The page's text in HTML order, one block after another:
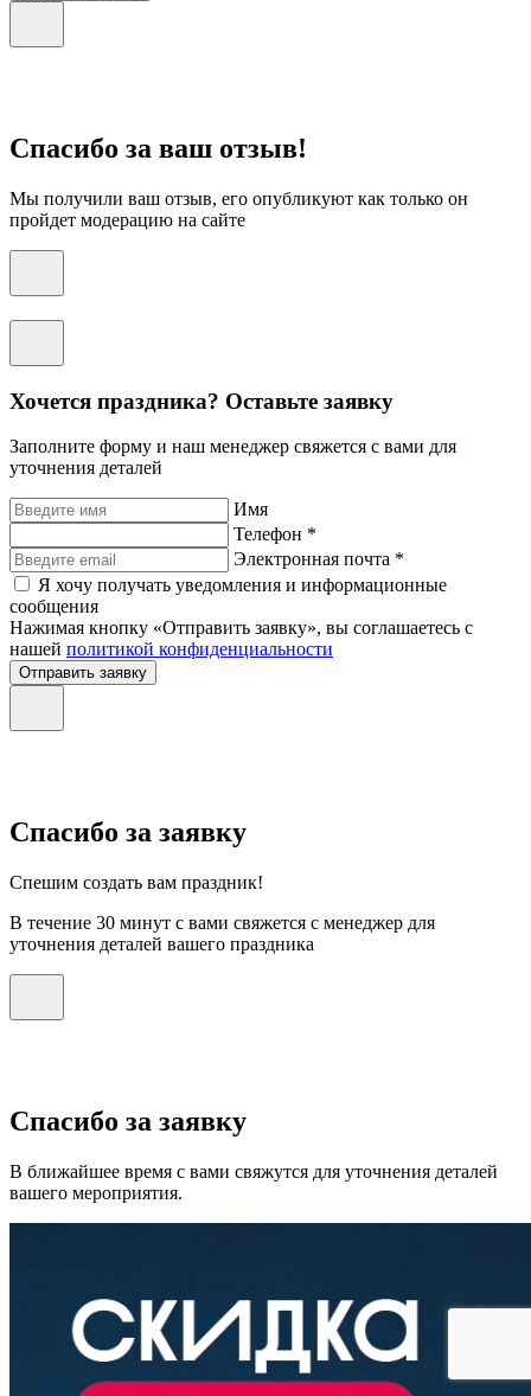
Спасибо за ваш отзыв!
Мы получили ваш отзыв, его опубликуют как только он
пройдет модерацию на сайте
Хочется праздника? Оставьте заявку
Заполните форму и наш менеджер свяжется с вами для
уточнения деталей
Имя
Телефон *
Электронная почта *
Я хочу получать уведомления и информационные
сообщения
Нажимая кнопку «Отправить заявку», вы соглашаетесь с
нашей политикой конфиденциальности
Отправить заявку
Спасибо за заявку
Спешим создать вам праздник!
В течение 30 минут с вами свяжется с менеджер для
уточнения деталей вашего праздника
Спасибо за заявку
В ближайшее время с вами свяжутся для уточнения деталей
вашего мероприятия.